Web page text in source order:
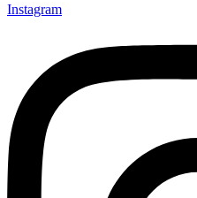
Instagram